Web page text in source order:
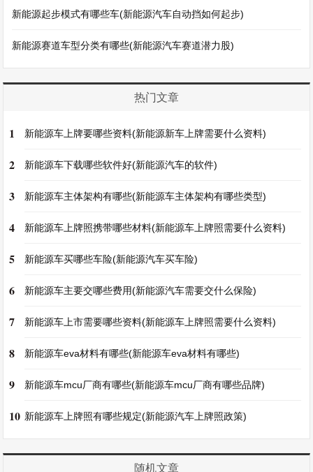
新能源起步模式有哪些车(新能源汽车自动挡如何起步)
新能源赛道车型分类有哪些(新能源汽车赛道潜力股)
热门文章
1 新能源车上牌要哪些资料(新能源新车上牌需要什么资料)
2 新能源车下载哪些软件好(新能源汽车的软件)
3 新能源车主体架构有哪些(新能源车主体架构有哪些类型)
4 新能源车上牌照携带哪些材料(新能源车上牌照需要什么资料)
5 新能源车买哪些车险(新能源汽车买车险)
6 新能源车主要交哪些费用(新能源汽车需要交什么保险)
7 新能源车上市需要哪些资料(新能源车上牌照需要什么资料)
8 新能源车eva材料有哪些(新能源车eva材料有哪些)
9 新能源车mcu厂商有哪些(新能源车mcu厂商有哪些品牌)
10 新能源车上牌照有哪些规定(新能源汽车上牌照政策)
随机文章